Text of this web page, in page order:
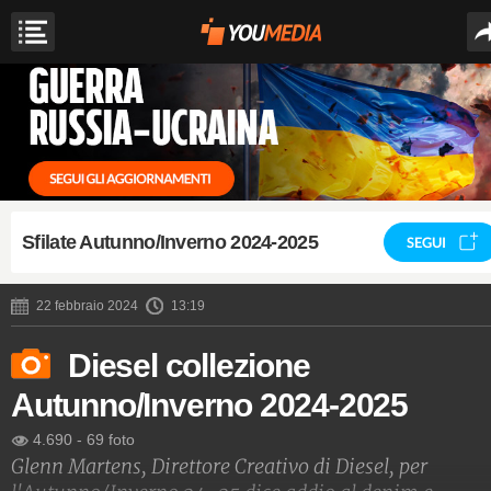
Sfilate Autunno/Inverno 2024-2025 SEGUI
22 febbraio 2024 13:19
Diesel collezione
Autunno/Inverno 2024-2025
4.690 - 69 foto
Glenn Martens, Direttore Creativo di Diesel, per